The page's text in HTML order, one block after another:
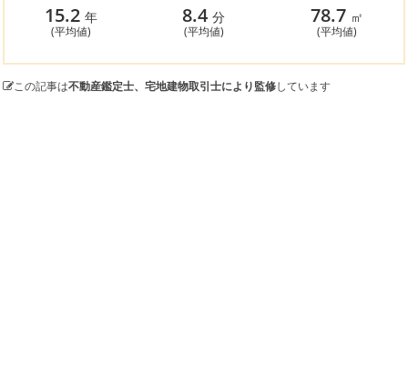
15.2 年
(平均値)
8.4分
(平均値)
78.7 ㎡
(平均値)
この記事は不動産鑑定士、宅地建物取引士により監修しています